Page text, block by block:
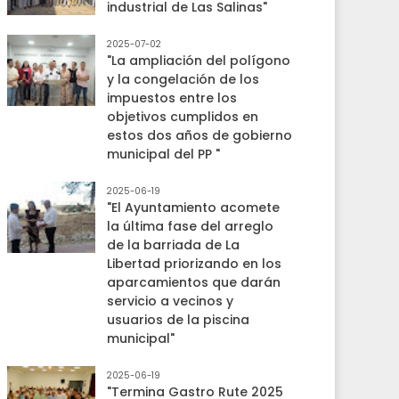
industrial de Las Salinas"
2025-07-02
"La ampliación del polígono
y la congelación de los
impuestos entre los
objetivos cumplidos en
estos dos años de gobierno
municipal del PP "
2025-06-19
"El Ayuntamiento acomete
la última fase del arreglo
de la barriada de La
Libertad priorizando en los
aparcamientos que darán
servicio a vecinos y
usuarios de la piscina
municipal"
2025-06-19
"Termina Gastro Rute 2025